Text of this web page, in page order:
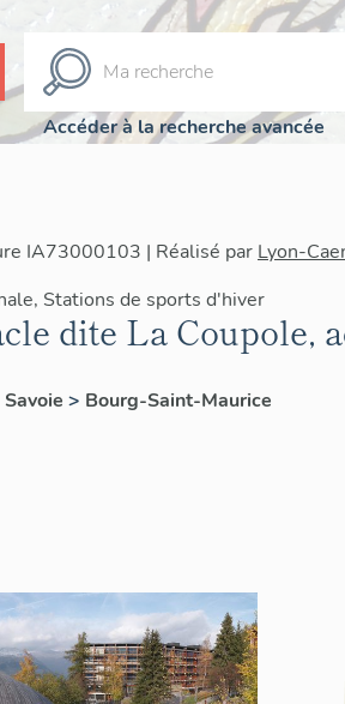
Accéder à la recherche avancée
IA73000103 | Réalisé par Lyon-
Stations de sports d'hiver
dite La Coupole,
Savoie > Bourg-Saint-Maurice